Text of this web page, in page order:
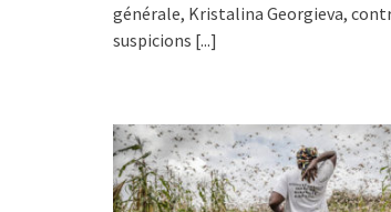
générale, Kristalina Georgieva,
suspicions [...]